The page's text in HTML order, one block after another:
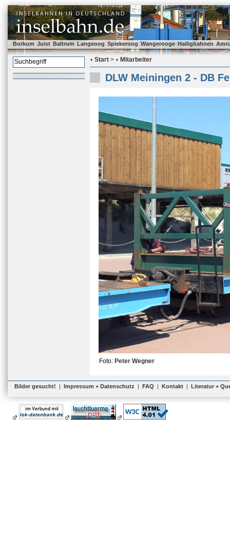
Borkum Juist Baltrum Langeoog Spiekeroog Wangerooge Halligbahnen
Start > Mitarbeiter
DLW Meiningen 2 - DB
Foto: Peter Wegner
Bilder gesucht! | Impressum + Datenschutz | FAQ | Kontakt | Literatur +